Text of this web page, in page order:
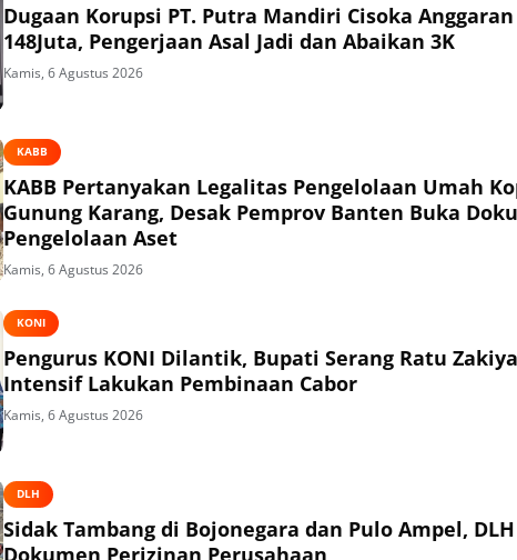
Dugaan Korupsi PT. Putra Mandiri Cisoka Anggaran
148Juta, Pengerjaan Asal Jadi dan Abaikan 3K
Kamis, 6 Agustus 2026
KABB
KABB Pertanyakan Legalitas Pengelolaan Umah
Gunung Karang, Desak Pemprov Banten Buka
Pengelolaan Aset
Kamis, 6 Agustus 2026
KONI
Pengurus KONI Dilantik, Bupati Serang Ratu
Intensif Lakukan Pembinaan Cabor
Kamis, 6 Agustus 2026
DLH
Sidak Tambang di Bojonegara dan Pulo Ampel,
Dokumen Perizinan Perusahaan